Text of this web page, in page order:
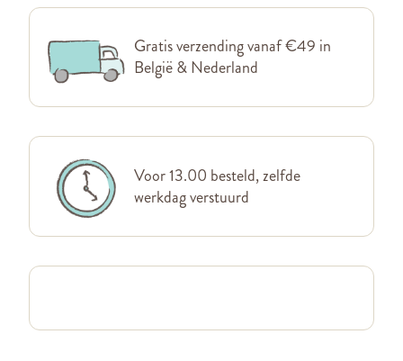
Gratis verzending vanaf €49 in
België & Nederland
Voor 13.00 besteld, zelfde
werkdag verstuurd